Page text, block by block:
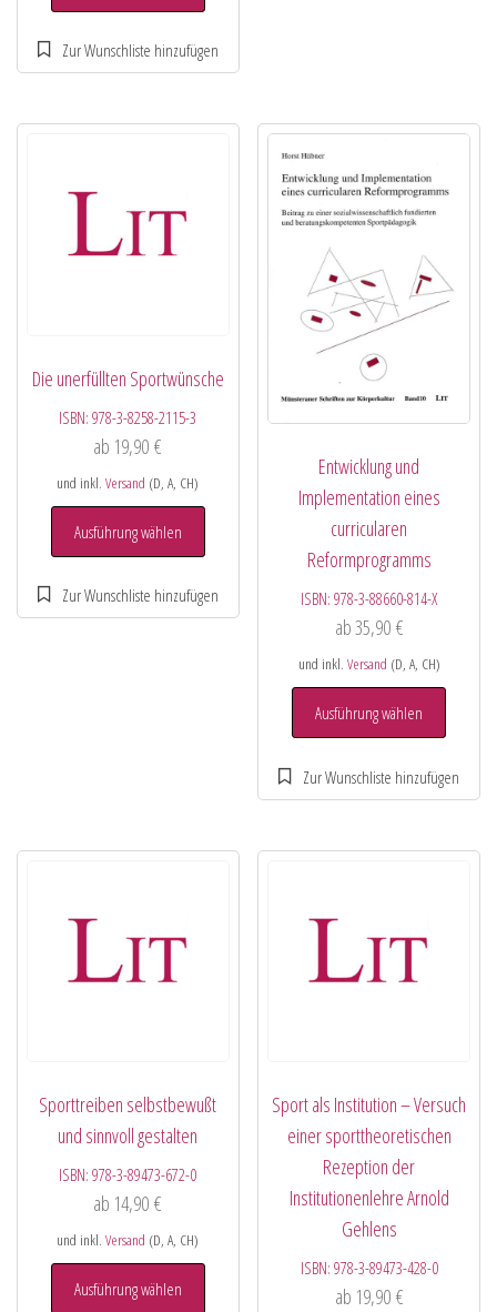
Die unerfüllten Sportwünsche
ISBN:978-3-8258-2115-3
ab 19,90€
und inkl.Versand (D, A, CH)
Ausführung wählen
Entwicklung und
Implementation eines
curricularen
Reformprogramms
ISBN:978-3-88660-814-X
ab35,90 €
und inkl. Versand (D, A, CH)
Ausführung wählen
Sporttreiben selbstbewußt
und sinnvoll gestalten
ISBN:978-3-89473-672-0
ab 14,90€
und inkl.Versand (D, A, CH)
Ausführung wählen
Sport als Institution – Versuch
einer sporttheoretischen
Rezeption der
Institutionenlehre Arnold
Gehlens
ISBN: 978-3-89473-428-0
ab 19,90 €